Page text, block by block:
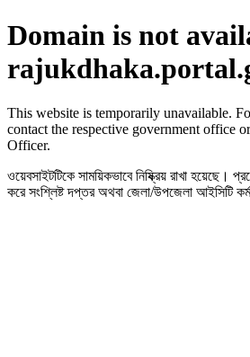
Domain is not
This website is temporarily unavailable.
contact the respective government office
Officer.
ওয়েবসাইটটিকে সাময়িকভাবে নিষ্ক্রিয় রাখা
করে সংশ্লিষ্ট দপ্তর অথবা জেলা/উপজেলা আইসিটি